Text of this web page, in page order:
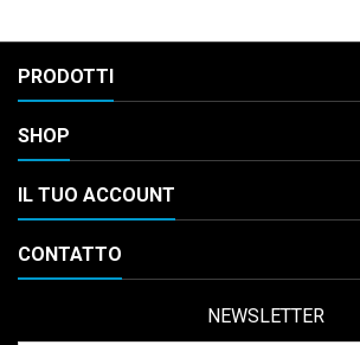
PRODOTTI
SHOP
IL TUO ACCOUNT
CONTATTO
NEWSLETTER